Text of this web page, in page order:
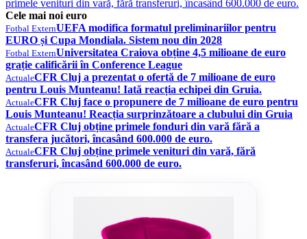
primele venituri din vară, fără transferuri, încasând 600.000 de euro.
Cele mai noi euro
Fotbal ExternUEFA modifica formatul preliminariilor pentru
EURO și Cupa Mondiala. Sistem nou din 2028
Fotbal ExternUniversitatea Craiova obține 4,5 milioane de euro
grație calificării în Conference League
ActualeCFR Cluj a prezentat o ofertă de 7 milioane de euro
pentru Louis Munteanu! Iată reacția echipei din Gruia.
ActualeCFR Cluj face o propunere de 7 milioane de euro pentru
Louis Munteanu! Reacția surprinzătoare a clubului din Gruia
ActualeCFR Cluj obține primele fonduri din vară fără a
transfera jucători, încasând 600.000 de euro.
ActualeCFR Cluj obține primele venituri din vară, fără
transferuri, încasând 600.000 de euro.